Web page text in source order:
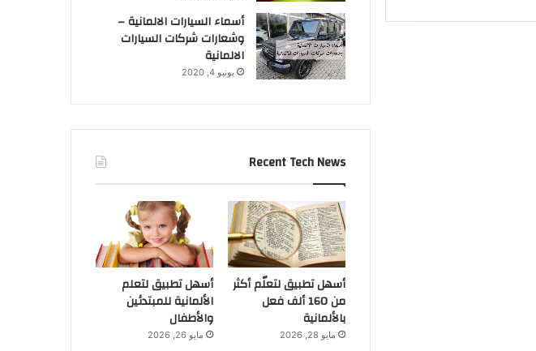
أسماء السيارات الالمانية –
وشعارات شركات السيارات
الالمانية
يونيو 4, 2020
Recent Tech News
أسهل تطبيق لتعلّم أكثر
من 160 ألف فعل
بالألمانية
مايو 28, 2026
أسهل تطبيق لتعلم
الألمانية للمبتدئين
والأطفال
مايو 26, 2026